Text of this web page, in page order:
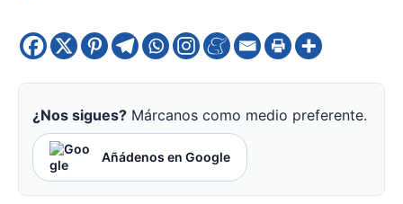
¿Nos sigues? Márcanos como medio preferente.
Añádenos en Google